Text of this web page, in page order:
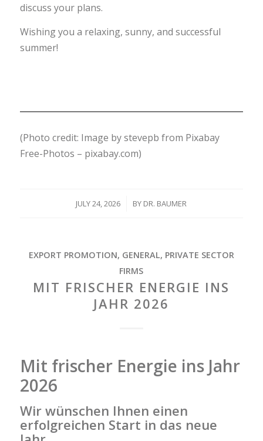
discuss your plans.
Wishing you a relaxing, sunny, and successful
summer!
(Photo credit: Image by stevepb from Pixabay
Free-Photos – pixabay.com)
JULY 24, 2026
/ BY DR. BAUMER
EXPORT PROMOTION, GENERAL, PRIVATE SECTOR
FIRMS
MIT FRISCHER ENERGIE INS
JAHR 2026
Mit frischer Energie ins Jahr
2026
Wir wünschen Ihnen einen
erfolgreichen Start in das neue